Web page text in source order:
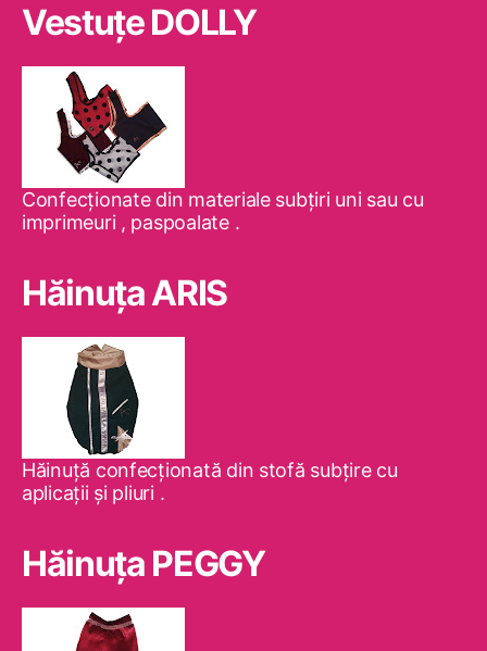
Vestuţe DOLLY
Confecţionate din materiale subţiri uni sau cu
imprimeuri , paspoalate .
Hăinuţa ARIS
Hăinuţă confecţionată din stofă subţire cu
aplicaţii şi pliuri .
Hăinuţa PEGGY